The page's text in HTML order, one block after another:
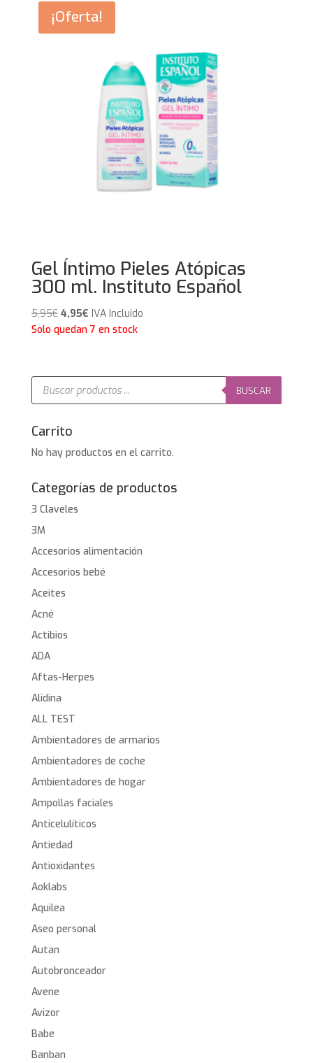
9,99€.6,99€.
¡Oferta!
Gel Íntimo Pieles Atópicas
300 ml. Instituto Español
5,95€ El
precio
5,95€.
4,95€El
precio
4,95€.
IVA Incluido
Solo quedan 7 en stock
Búsqueda
productos
BUSCAR
Carrito
No hay productos en el carrito.
Categorías de productos
3 Claveles
3M
Accesorios alimentación
Accesorios bebé
Aceites
Acné
Actibios
ADA
Aftas-Herpes
Alidina
ALL TEST
Ambientadores de armarios
Ambientadores de coche
Ambientadores de hogar
Ampollas faciales
Anticelulíticos
Antiedad
Antioxidantes
Aoklabs
Aquilea
Aseo personal
Autan
Autobronceador
Avene
Avizor
Babe
Banban